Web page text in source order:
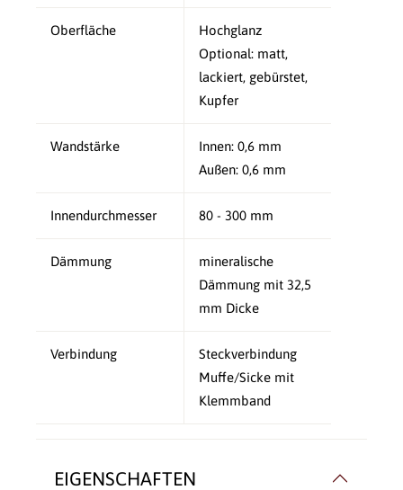
Oberfläche
Hochglanz
Optional: matt,
lackiert, gebürstet,
Kupfer
Wandstärke
Innen: 0,6 mm
Außen: 0,6 mm
Innendurchmesser 80 - 300 mm
Dämmung
mineralische
Dämmung mit 32,5
mm Dicke
Verbindung
Steckverbindung
Muffe/Sicke mit
Klemmband
EIGENSCHAFTEN